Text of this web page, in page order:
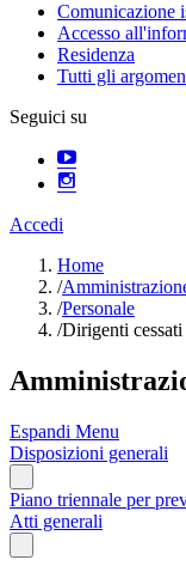
Comunicazione
Accesso
Residenza
Tutti gli
Seguici su
Accedi
Home
/
/Personale
/Dirigenti cessati
Espandi Menu
Disposizioni generali
Piano triennale per
Atti generali